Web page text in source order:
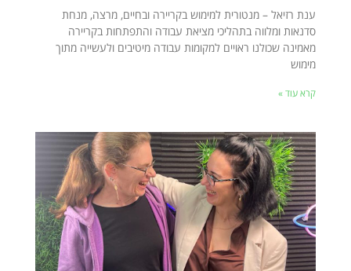
ענת רזיאל – מנטורית למימוש בקריירה ובחיים, מרצה, מנחת
סדנאות ומלווה בתהליכי מציאת עבודה והתפתחות בקריירה
מאמינה שכולנו ראויים למקומות עבודה מיטיבים ולעשייה מתוך
מימוש
קרא עוד »